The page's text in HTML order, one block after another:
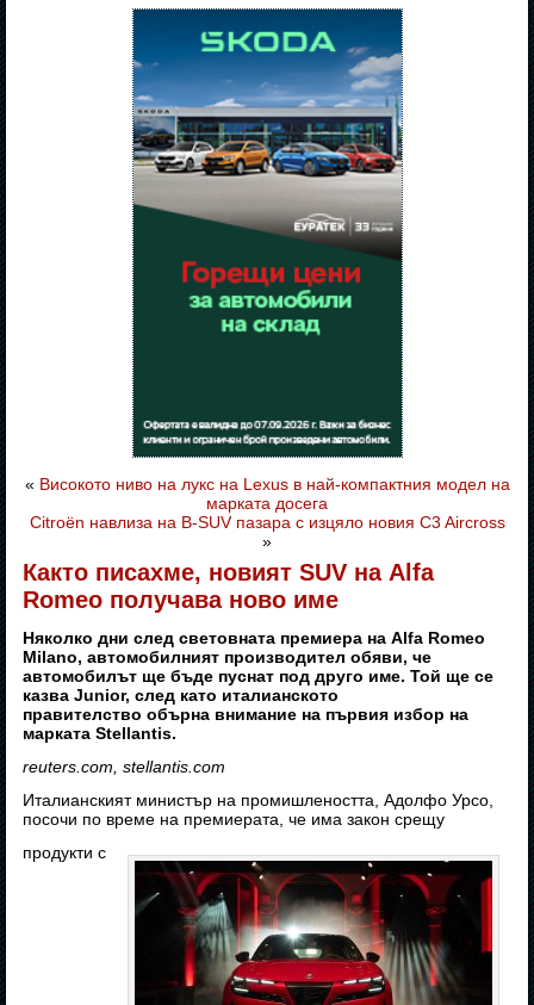
« Високото ниво на лукс на Lexus в най-компактния модел на
марката досега
Citroën навлиза на B-SUV пазара с изцяло новия C3 Aircross
»
Както писахме, новият SUV на Alfa
Romeo получава ново име
Няколко дни след световната премиера на Alfa Romeo
Milano, автомобилният производител обяви, че
автомобилът ще бъде пуснат под друго име. Той ще се
казва Junior, след като италианското
правителство обърна внимание на първия избор на
марката Stellantis.
reuters.com, stellantis.com
Италианският министър на промишлеността, Адолфо Урсо,
посочи по време на премиерата, че има закон срещу
продукти с